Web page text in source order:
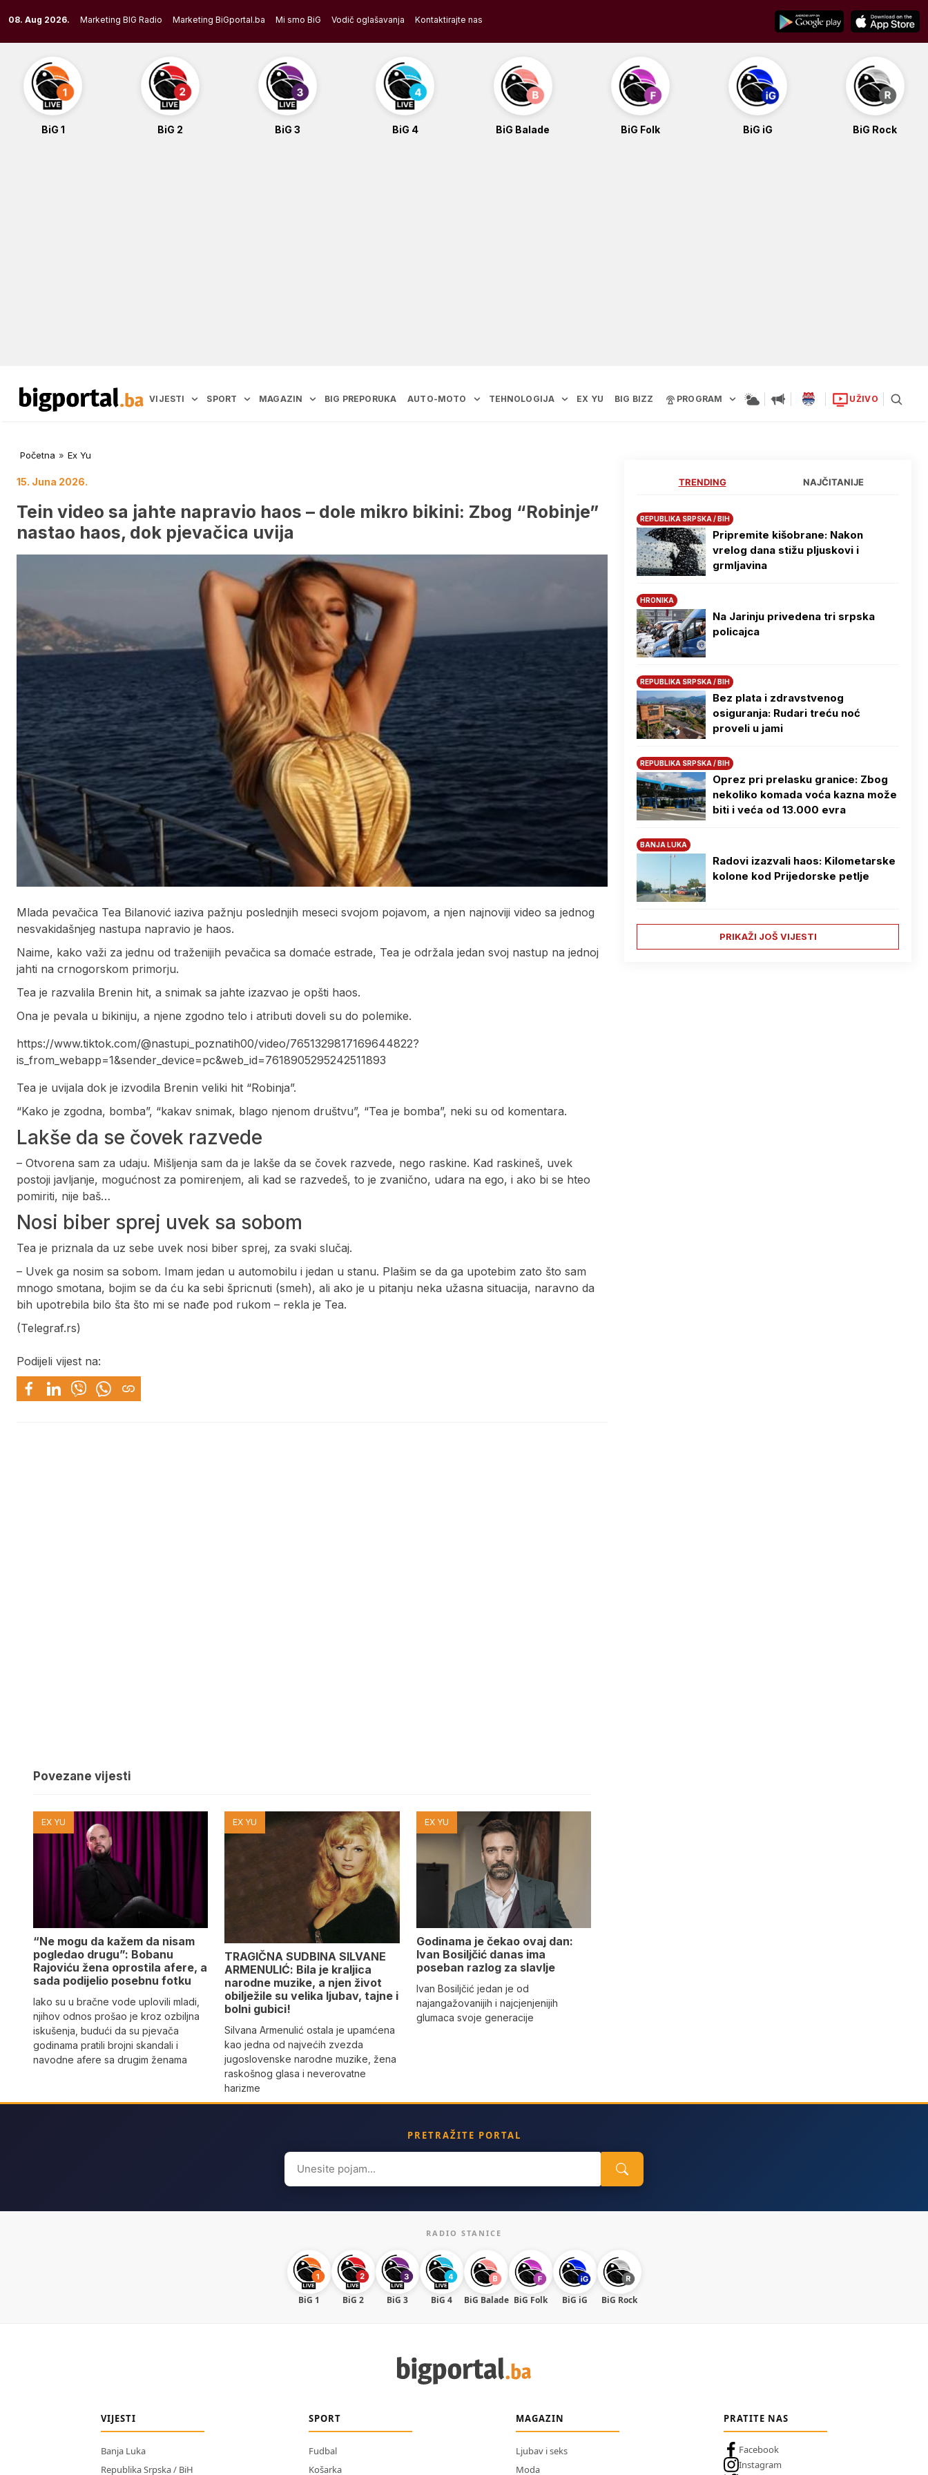
to
content
08. Aug 2026. Marketing BIG Radio Marketing BiGportal.ba Mi smo BiG Vodič oglašavanja Kontaktirajte nas
BiG 1 BiG 2 BiG 3 BiG 4 BiG Balade BiG Folk BiG iG BiG Rock
VIJESTI SPORT MAGAZIN BIG PREPORUKA AUTO-MOTO TEHNOLOGIJA EX YU BIG BIZZ PROGRAM UŽIVO
Početna » Ex Yu
15. Juna 2026.
Tein video sa jahte napravio haos – dole mikro bikini: Zbog “Robinje”
nastao haos, dok pjevačica uvija
Mlada pevačica Tea Bilanović iaziva pažnju poslednjih meseci svojom pojavom, a njen najnoviji video sa jednog
nesvakidašnjeg nastupa napravio je haos.
Naime, kako važi za jednu od traženijih pevačica sa domaće estrade, Tea je održala jedan svoj nastup na jednoj
jahti na crnogorskom primorju.
Tea je razvalila Brenin hit, a snimak sa jahte izazvao je opšti haos.
Ona je pevala u bikiniju, a njene zgodno telo i atributi doveli su do polemike.
https://www.tiktok.com/@nastupi_poznatih00/video/7651329817169644822?
is_from_webapp=1&sender_device=pc&web_id=7618905295242511893
Tea je uvijala dok je izvodila Brenin veliki hit “Robinja”.
“Kako je zgodna, bomba”, “kakav snimak, blago njenom društvu”, “Tea je bomba”, neki su od komentara.
Lakše da se čovek razvede
– Otvorena sam za udaju. Mišljenja sam da je lakše da se čovek razvede, nego raskine. Kad raskineš, uvek
postoji javljanje, mogućnost za pomirenjem, ali kad se razvedeš, to je zvanično, udara na ego, i ako bi se hteo
pomiriti, nije baš…
Nosi biber sprej uvek sa sobom
Tea je priznala da uz sebe uvek nosi biber sprej, za svaki slučaj.
– Uvek ga nosim sa sobom. Imam jedan u automobilu i jedan u stanu. Plašim se da ga upotebim zato što sam
mnogo smotana, bojim se da ću ka sebi špricnuti (smeh), ali ako je u pitanju neka užasna situacija, naravno da
bih upotrebila bilo šta što mi se nađe pod rukom – rekla je Tea.
(Telegraf.rs)
Podijeli vijest na:
Povezane vijesti
EX YU
“Ne mogu da kažem da nisam
pogledao drugu”: Bobanu
Rajoviću žena oprostila afere, a
sada podijelio posebnu fotku
Iako su u bračne vode uplovili mladi,
njihov odnos prošao je kroz ozbiljna
iskušenja, budući da su pjevača
godinama pratili brojni skandali i
navodne afere sa drugim ženama
EX YU
TRAGIČNA SUDBINA SILVANE
ARMENULIĆ: Bila je kraljica
narodne muzike, a njen život
obilježile su velika ljubav, tajne i
bolni gubici!
Silvana Armenulić ostala je upamćena
kao jedna od najvećih zvezda
jugoslovenske narodne muzike, žena
raskošnog glasa i neverovatne
harizme
EX YU
Godinama je čekao ovaj dan:
Ivan Bosiljčić danas ima
poseban razlog za slavlje
Ivan Bosiljčić jedan je od
najangažovanijih i najcjenjenijih
glumaca svoje generacije
TRENDING NAJČITANIJE
REPUBLIKA SRPSKA / BIH
Pripremite kišobrane: Nakon
vrelog dana stižu pljuskovi i
grmljavina
HRONIKA
Na Јarinju privedena tri srpska
policajca
REPUBLIKA SRPSKA / BIH
Bez plata i zdravstvenog
osiguranja: Rudari treću noć
proveli u jami
REPUBLIKA SRPSKA / BIH
Oprez pri prelasku granice: Zbog
nekoliko komada voća kazna može
biti i veća od 13.000 evra
BANJA LUKA
Radovi izazvali haos: Kilometarske
kolone kod Prijedorske petlje
PRIKAŽI JOŠ VIJESTI
PRETRAŽITE PORTAL
Search
for:
RADIO STANICE
BiG 1 BiG 2 BiG 3 BiG 4 BiG Balade BiG Folk BiG iG BiG Rock
VIJESTI
Banja Luka
Republika Srpska / BiH
SPORT
Fudbal
Košarka
MAGAZIN
Ljubav i seks
Moda
PRATITE NAS
Facebook
Instagram